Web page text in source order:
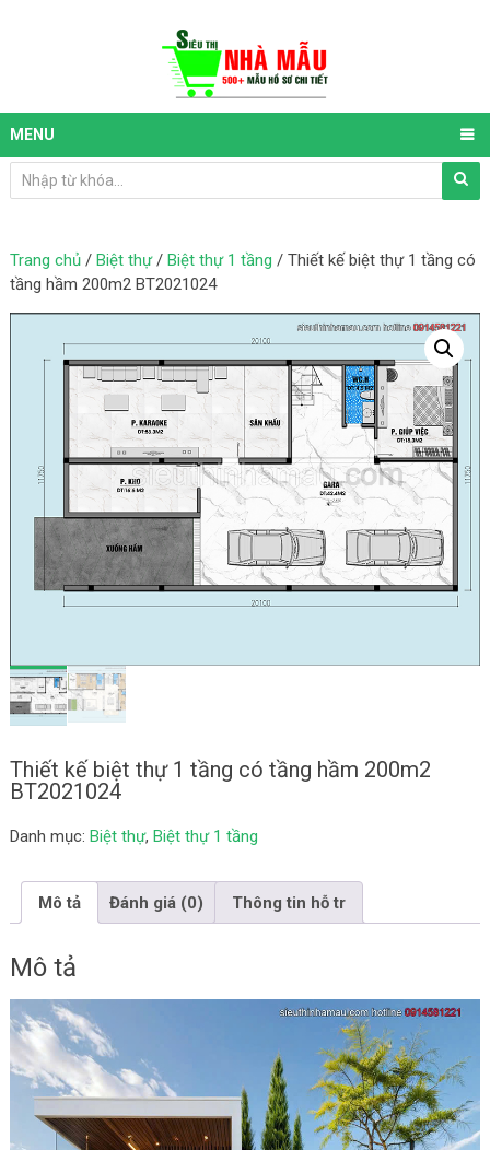
MENU
Trang chủ/ Biệt thự/ Biệt thự 1 tầng / Thiết kế biệt thự 1 tầng có
tầng hầm 200m2 BT2021024
Thiết kế biệt thự 1 tầng có tầng hầm 200m2
BT2021024
Danh mục: Biệt thự, Biệt thự 1 tầng
Mô tả Đánh giá (0) Thông tin hỗ tr
Mô tả